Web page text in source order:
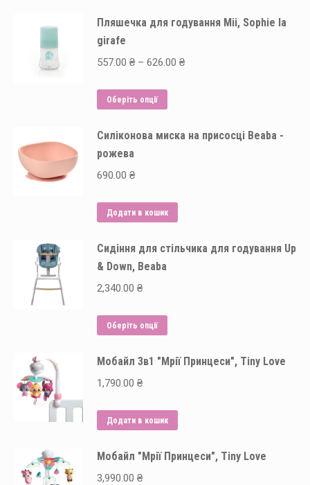
Пляшечка для годування Mii, Sophie la
girafe
557.00 ₴ – 626.00 ₴Price
626.00 ₴
Оберіть опції
має
можна
на
Силіконова миска на присосці Beaba -
рожева
690.00 ₴
Додати в кошик
Сидіння для стільчика для годування Up
& Down, Beaba
2,340.00 ₴
Оберіть опції
має
Параметри
вибрати
Мобайл 3в1 "Мрії Принцеси", Tiny Love
1,790.00 ₴
Додати в кошик
Мобайл "Мрії Принцеси", Tiny Love
3,990.00 ₴